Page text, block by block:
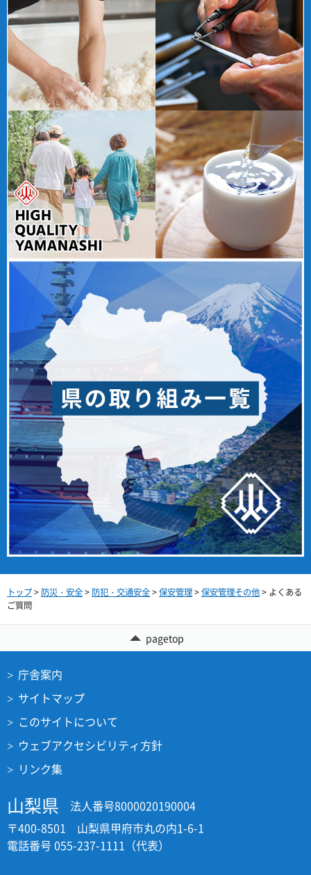
トップ> 防災・安全> 防犯・交通安全>保安管理>保安管理その他> よくある
ご質問
pagetop
庁舎案内
サイトマップ
このサイトについて
ウェブアクセシビリティ方針
リンク集
山梨県
法人番号8000020190004
〒400-8501 山梨県甲府市丸の内1-6-1
電話番号 055-237-1111（代表）